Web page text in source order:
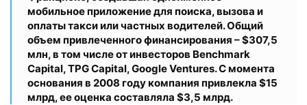
мобильное приложение для поиска, вызова и
оплаты такси или частных водителей. Общий
объем привлеченного финансирования – $307,5
млн, в том числе от инвесторов Benchmark
Capital, TPG Capital, Google Ventures. С момента
основания в 2008 году компания привлекла $15
млрд, ее оценка составляла $3,5 млрд.